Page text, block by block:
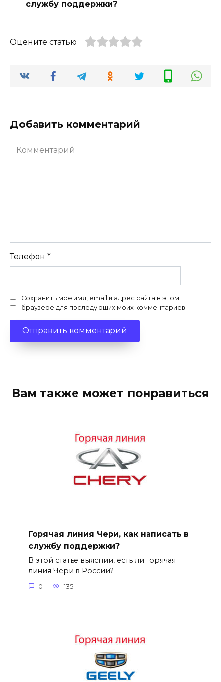
службу поддержки?
Оцените статью
Добавить комментарий
Комментарий
Телефон *
Сохранить моё имя, email и адрес сайта в этом
браузере для последующих моих комментариев.
Вам также может понравиться
Горячая линия Чери, как написать в
службу поддержки?
В этой статье выясним, есть ли горячая
линия Чери в России?
0 135